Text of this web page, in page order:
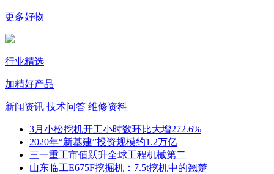
更多好物
行业精选
加精好产品
新闻资讯 技术问答 维修资料
3月小松挖机开工小时数环比大增272.6%
2020年“新基建”投资规模约1.2万亿
三一重工市值跃升全球工程机械第二
山东临工E675F挖掘机：7.5t挖机中的翘楚